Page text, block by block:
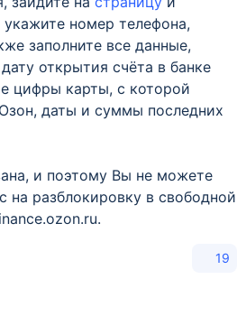
укажите номер телефона,
заполните все данные,
открытия счёта в банке
цифры карты, с которой
даты и суммы последних
и поэтому Вы не можете
на разблокировку в свободной
19